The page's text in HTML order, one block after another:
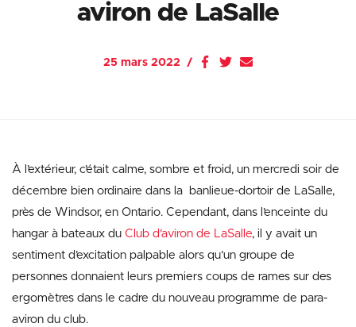
aviron de LaSalle
25 mars 2022
À l’extérieur, c’était calme, sombre et froid, un mercredi soir de
décembre bien ordinaire dans la banlieue-dortoir de LaSalle,
près de Windsor, en Ontario. Cependant, dans l’enceinte du
hangar à bateaux du Club d’aviron de LaSalle, il y avait un
sentiment d’excitation palpable alors qu’un groupe de
personnes donnaient leurs premiers coups de rames sur des
ergomètres dans le cadre du nouveau programme de para-
aviron du club.